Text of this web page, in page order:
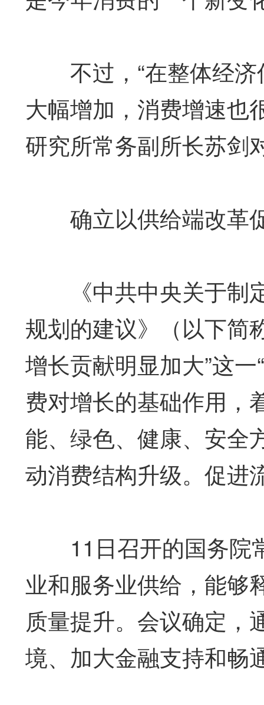
不过，“在整体经济
大幅增加，消费增速也
研究所常务副所长苏剑
确立以供给端改革
《中共中央关于制
规划的建议》（以下简
增长贡献明显加大”这
费对增长的基础作用，
能、绿色、健康、安全
动消费结构升级。促进
11日召开的国务院
业和服务业供给，能够
质量提升。会议确定，
境、加大金融支持和畅